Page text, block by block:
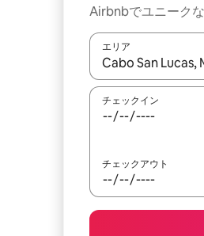
Airbnbでユニーク
エリア
検索結果が表示さ
チェックイン
チェックアウト